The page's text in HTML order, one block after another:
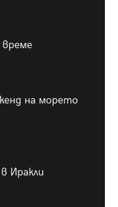
на морето
Иракли